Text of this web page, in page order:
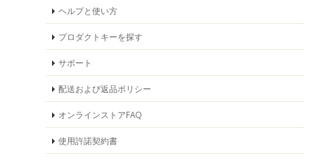
ヘルプと使い方
プロダクトキーを探す
サポート
配送および返品ポリシー
オンラインストアFAQ
使用許諾契約書